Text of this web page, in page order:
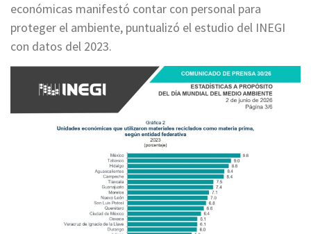
económicas manifestó contar con personal para
proteger el ambiente, puntualizó el estudio del INEGI
con datos del 2023.